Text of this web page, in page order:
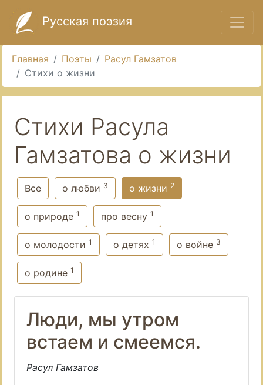
Русская поэзия
Главная Поэты
Расул Гамзатов
Стихи о жизни
Стихи Расула
Гамзатова о жизни
Все о любви 3 о жизни 2
о природе 1 про весну 1
о молодости 1 о детях 1 о войне 3
о родине 1
Люди, мы утром
встаем и смеемся.
Расул Гамзатов